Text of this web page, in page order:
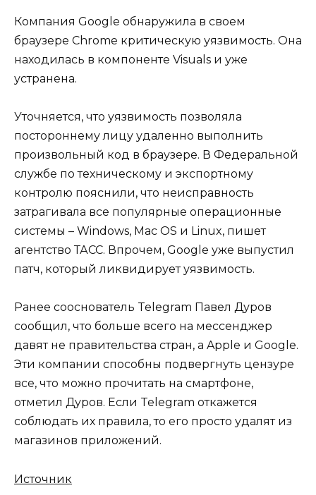
Компания Google обнаружила в своем
браузере Chrome критическую уязвимость. Она
находилась в компоненте Visuals и уже
устранена.
Уточняется, что уязвимость позволяла
постороннему лицу удаленно выполнить
произвольный код в браузере. В Федеральной
службе по техническому и экспортному
контролю пояснили, что неисправность
затрагивала все популярные операционные
системы – Windows, Mac OS и Linux, пишет
агентство ТАСС. Впрочем, Google уже выпустил
патч, который ликвидирует уязвимость.
Ранее сооснователь Telegram Павел Дуров
сообщил, что больше всего на мессенджер
давят не правительства стран, а Apple и Google.
Эти компании способны подвергнуть цензуре
все, что можно прочитать на смартфоне,
отметил Дуров. Если Telegram откажется
соблюдать их правила, то его просто удалят из
магазинов приложений.
Источник